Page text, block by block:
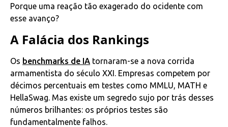
Porque uma reação tão exagerado do ocidente com
esse avanço?
A Falácia dos Rankings
Os benchmarks de IA tornaram-se a nova corrida
armamentista do século XXI. Empresas competem por
décimos percentuais em testes como MMLU, MATH e
HellaSwag. Mas existe um segredo sujo por trás desses
números brilhantes: os próprios testes são
fundamentalmente falhos.